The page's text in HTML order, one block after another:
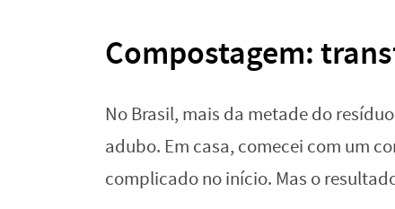
Compostagem:
No Brasil, mais da metade do
adubo. Em casa, comecei com um
complicado no início. Mas o